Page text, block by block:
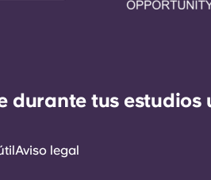
durante tus estudios
Aviso legal